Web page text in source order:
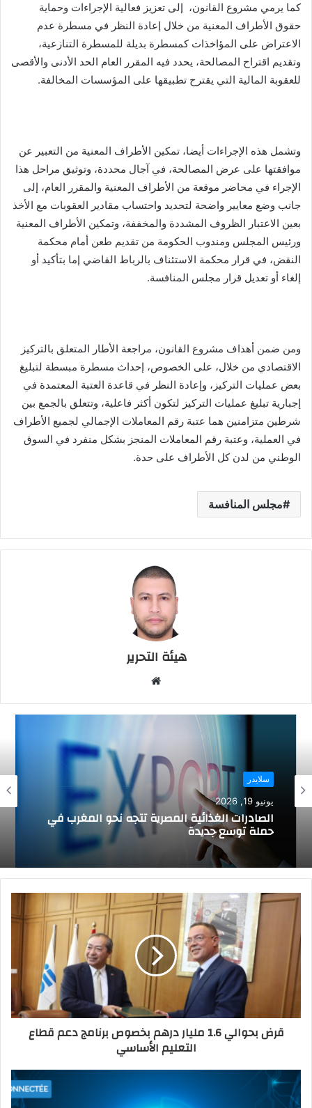
كما يرمي مشروع القانون، إلى تعزيز فعالية الإجراءات وحماية
حقوق الأطراف المعنية من خلال إعادة النظر في مسطرة عدم
الاعتراض على المؤاخذات كمسطرة بديلة للمسطرة التنازعية،
وتقديم اقتراح المصالحة، يحدد فيه المقرر العام الحد الأدنى والأقصى
للعقوبة المالية التي يقترح تطبيقها على المؤسسات المخالفة.
وتشمل هذه الإجراءات أيضا، تمكين الأطراف المعنية من التعبير عن
موافقتها على عرض المصالحة، في آجال محددة، وتوثيق مراحل هذا
الإجراء في محاضر موقعة من الأطراف المعنية والمقرر العام، إلى
جانب وضع معايير واضحة لتحديد واحتساب مقادير العقوبات مع الأخذ
بعين الاعتبار الظروف المشددة والمخففة، وتمكين الأطراف المعنية
ورئيس المجلس ومندوب الحكومة من تقديم طعن أمام محكمة
النقض، في قرار محكمة الاستئناف بالرباط القاضي إما بتأكيد أو
إلغاء أو تعديل قرار مجلس المنافسة.
ومن ضمن أهداف مشروع القانون، مراجعة الأطار المتعلق بالتركيز
الاقتصادي من خلال، على الخصوص، إحداث مسطرة مبسطة لتبليغ
بعض عمليات التركيز، وإعادة النظر في قاعدة العتبة المعتمدة في
إجبارية تبليغ عمليات التركيز لتكون أكثر فاعلية، وتتعلق بالجمع بين
شرطين متزامنين هما عتبة رقم المعاملات الإجمالي لجميع الأطراف
في العملية، وعتبة رقم المعاملات المنجز بشكل منفرد في السوق
الوطني من لدن كل الأطراف على حدة.
مجلس المنافسة
هيئة التحرير
ق
ب
سلايدر
يونيو 19, 2026
الصادرات الغذائية المصرية تتجه نحو المغرب في
حملة توسع جديدة
سلايدر
يونيو 12, 2026
الصناعة التقليدية: تحديد للحرف المستفيدة من
دعم الدولة في التكوين بالتدرج المهني
قرض بحوالي 1.6 مليار درهم بخصوص برنامج دعم قطاع
التعليم الأساسي